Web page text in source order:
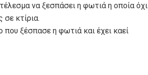
να ξεσπάσει η φωτιά η οποία όχι
κτίρια.
που ξέσπασε η φωτιά και έχει καεί